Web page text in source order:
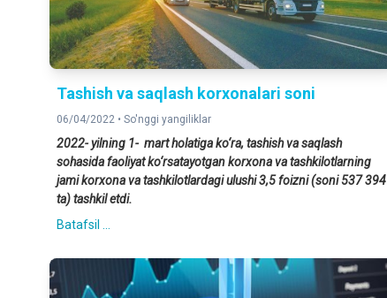
Tashish va saqlash korxonalari soni
06/04/2022 • So'nggi yangiliklar
2022- yilning 1- mart holatiga ko‘ra, tashish va saqlash
sohasida faoliyat ko‘rsatayotgan korxona va tashkilotlarning
jami korxona va tashkilotlardagi ulushi 3,5 foizni (soni 537 394
ta) tashkil etdi.
Batafsil ...